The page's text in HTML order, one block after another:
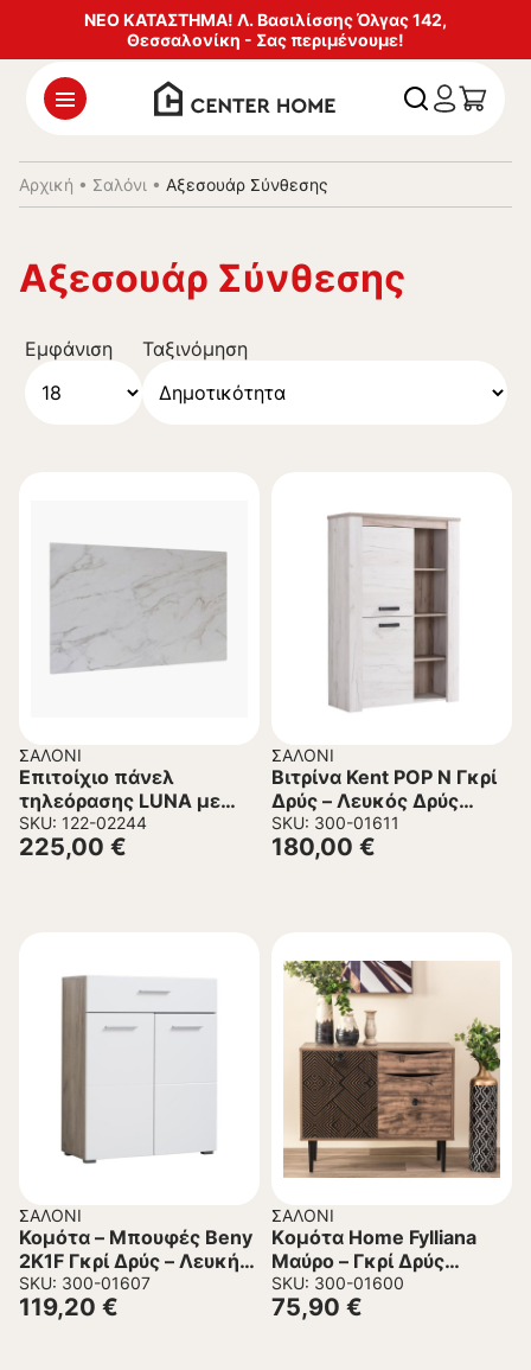
ΝΕΟ ΚΑΤΑΣΤΗΜΑ! Λ. Βασιλίσσης Όλγας 142,
Θεσσαλονίκη - Σας περιμένουμε!
Αρχική • Σαλόνι • Αξεσουάρ Σύνθεσης
Αξεσουάρ Σύνθεσης
Εμφάνιση Ταξινόμηση
ΣΑΛΌΝΙ
Επιτοίχιο πάνελ
τηλεόρασης LUNA με
LED φωτισμό σε Λευκό
Μάρμαρο 180x4x112.5
SKU: 122-02244
225,00 €
ΣΑΛΌΝΙ
Bιτρίνα Kent POP N Γκρί
Δρύς – Λευκός Δρύς
99x36x146 εκ.
SKU: 300-01611
180,00 €
ΣΑΛΌΝΙ
Koμότα – Μπουφές Beny
2K1F Γκρί Δρύς – Λευκή
Λάκα 79x35x97,5 εκ.
SKU: 300-01607
119,20 €
ΣΑΛΌΝΙ
Kομότα Home Fylliana
Μαύρο – Γκρί Δρύς
90×39.5×75 εκ.
SKU: 300-01600
75,90 €